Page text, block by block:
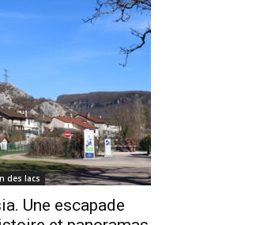
des lacs
Une escapade